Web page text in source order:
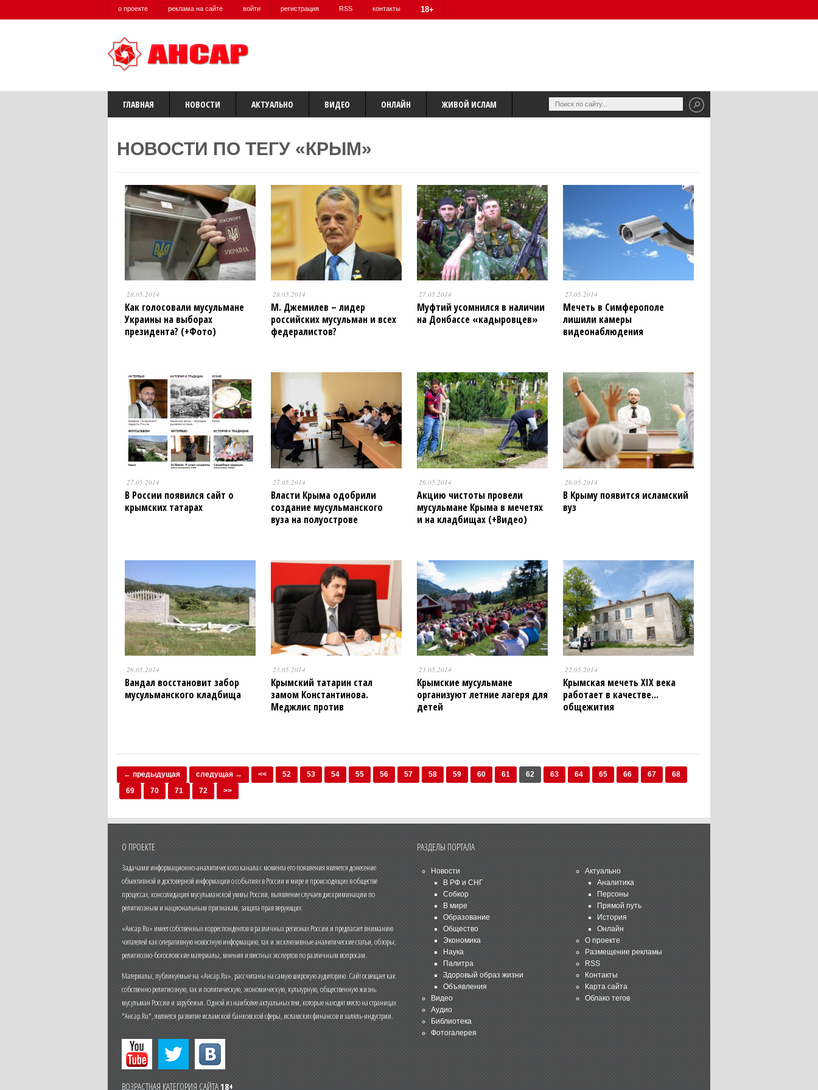
о проекте реклама на сайте войти регистрация RSS контакты 18+
ГЛАВНАЯ НОВОСТИ АКТУАЛЬНО ВИДЕО ОНЛАЙН ЖИВОЙ ИСЛАМ
НОВОСТИ ПО ТЕГУ «КРЫМ»
28.05.2014
Как голосовали мусульмане
Украины на выборах
президента? (+Фото)
28.05.2014
М. Джемилев – лидер
российских мусульман и всех
федералистов?
27.05.2014
Муфтий усомнился в наличии
на Донбассе «кадыровцев»
27.05.2014
Мечеть в Симферополе
лишили камеры
видеонаблюдения
27.05.2014
В России появился сайт о
крымских татарах
27.05.2014
Власти Крыма одобрили
создание мусульманского
вуза на полуострове
26.05.2014
Акцию чистоты провели
мусульмане Крыма в мечетях
и на кладбищах (+Видео)
26.05.2014
В Крыму появится исламский
вуз
26.05.2014
Вандал восстановит забор
мусульманского кладбища
23.05.2014
Крымский татарин стал
замом Константинова.
Меджлис против
23.05.2014
Крымские мусульмане
организуют летние лагеря для
детей
22.05.2014
Крымская мечеть XIX века
работает в качестве...
общежития
← предыдущая следущая → << 52 53 54 55 56 57 58 59 60 61 62 63 64 65 66 67
68
69
70 71 72 >>
О ПРОЕКТЕ
Задачами информационно-аналитического канала с момента его появления является донесение
объективной и достоверной информации о событиях в России и мире и происходящих в обществе
процессах, консолидация мусульманской уммы России, выявление случаев дискриминации по
религиозным и национальным признакам, защита прав верующих.
«Ансар.Ru» имеет собственных корреспондентов в различных регионах России и предлагает вниманию
читателей как оперативную новостную информацию, так и эксклюзивные аналитические статьи, обзоры,
религиозно-богословские материалы, мнения известных экспертов по различным вопросам.
Материалы, публикуемые на «Ансар.Ru», рассчитаны на самую широкую аудиторию. Сайт освещает как
собственно религиозную, так и политическую, экономическую, культурную, общественную жизнь
мусульман России и зарубежья. Одной из наиболее актуальных тем, которые находят место на страницах
"Ансар.Ru", является развитие исламской банковской сферы, исламских финансов и халяль-индустрии.
ВОЗРАСТНАЯ КАТЕГОРИЯ САЙТА18+
РАЗДЕЛЫ ПОРТАЛА
Новости
В РФ и СНГ
Собкор
В мире
Образование
Общество
Экономика
Наука
Палитра
Здоровый образ жизни
Объявления
Видео
Аудио
Библиотека
Фотогалерея
Актуально
Аналитика
Персоны
Прямой путь
История
Онлайн
О проекте
Размещение рекламы
RSS
Контакты
Карта сайта
Облако тегов